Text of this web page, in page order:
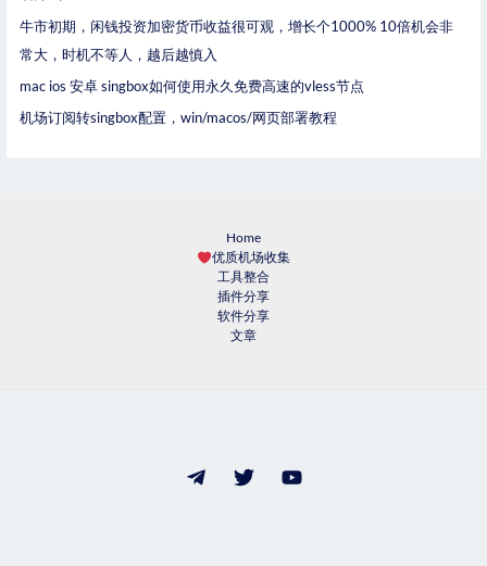
牛市初期，闲钱投资加密货币收益很可观，增长个1000% 10倍机会非
常大，时机不等人，越后越慎入
mac ios 安卓 singbox如何使用永久免费高速的vless节点
机场订阅转singbox配置，win/macos/网页部署教程
Home
优质机场收集
工具整合
插件分享
软件分享
文章